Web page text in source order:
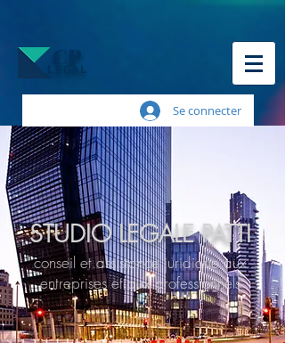
CP
LEGAL
Se connecter
STUDIO LEGALE PATTI
conseil et assistance juridique aux
entreprises et aux professionnels